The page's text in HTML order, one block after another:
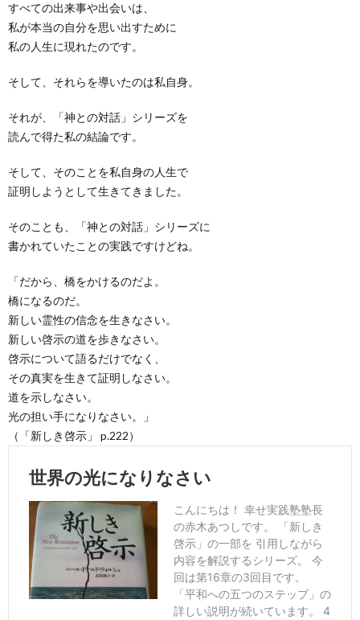
すべての出来事や出会いは、
私が本当の自分を思い出すために
私の人生に現れたのです。
そして、それらを導いたのは私自身。
それが、「神との対話」シリーズを
読んで得た私の結論です。
そして、そのことを私自身の人生で
証明しようとして生きてきました。
そのことも、「神との対話」シリーズに
書かれていたことの実践ですけどね。
「だから、橋をかけるのだよ。
橋になるのだ。
新しい霊性の信念を生きなさい。
新しい啓示の道を歩きなさい。
啓示について語るだけでなく、
その真実を生きて証明しなさい。
道を示しなさい。
光の担い手になりなさい。」
（「新しき啓示」 p.222）